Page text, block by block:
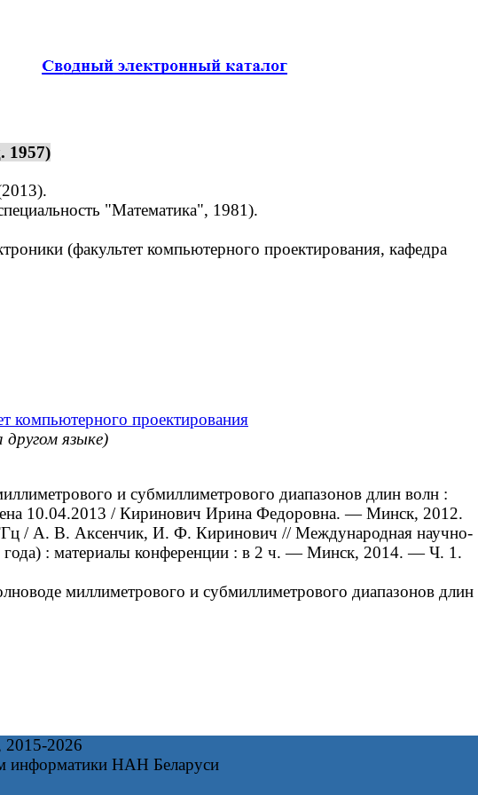
1957)
"Математика", 1981).
(факультет компьютерного проектирования, кафедра
компьютерного проектирования
другом языке)
и субмиллиметрового диапазонов длин волн :
10.04.2013 / Киринович Ирина Федоровна. ― Минск, 2012.
/ А. В. Аксенчик, И. Ф. Киринович // Международная научно-
: материалы конференции : в 2 ч. — Минск, 2014. — Ч. 1.
миллиметрового и субмиллиметрового диапазонов длин
2015-2026
информатики НАН Беларуси